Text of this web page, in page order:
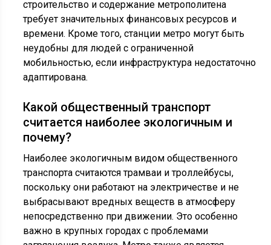
строительство и содержание метрополитена
требует значительных финансовых ресурсов и
времени. Кроме того, станции метро могут быть
неудобны для людей с ограниченной
мобильностью, если инфраструктура недостаточно
адаптирована.
Какой общественный транспорт
считается наиболее экологичным и
почему?
Наиболее экологичным видом общественного
транспорта считаются трамваи и троллейбусы,
поскольку они работают на электричестве и не
выбрасывают вредных веществ в атмосферу
непосредственно при движении. Это особенно
важно в крупных городах с проблемами